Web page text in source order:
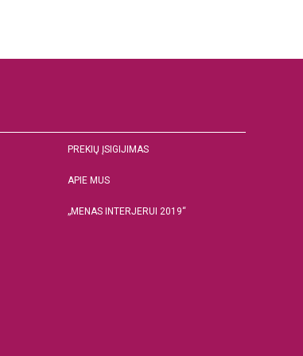
PREKIŲ ĮSIGIJIMAS
APIE MUS
„MENAS INTERJERUI 2019“